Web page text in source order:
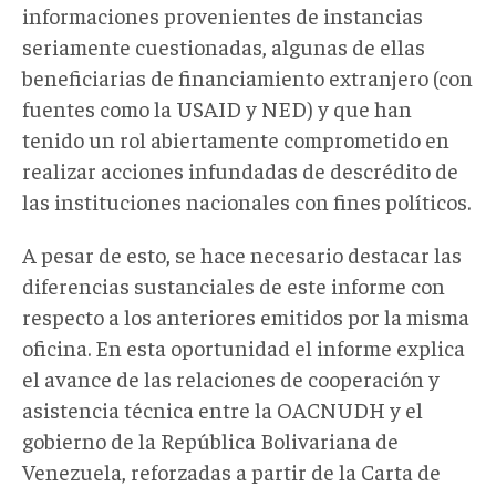
informaciones provenientes de instancias
seriamente cuestionadas, algunas de ellas
beneficiarias de financiamiento extranjero (con
fuentes como la USAID y NED) y que han
tenido un rol abiertamente comprometido en
realizar acciones infundadas de descrédito de
las instituciones nacionales con fines políticos.
A pesar de esto, se hace necesario destacar las
diferencias sustanciales de este informe con
respecto a los anteriores emitidos por la misma
oficina. En esta oportunidad el informe explica
el avance de las relaciones de cooperación y
asistencia técnica entre la OACNUDH y el
gobierno de la República Bolivariana de
Venezuela, reforzadas a partir de la Carta de